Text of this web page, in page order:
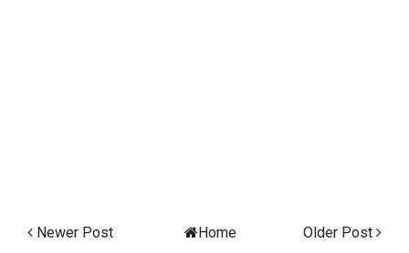
Newer Post Older Post
Home